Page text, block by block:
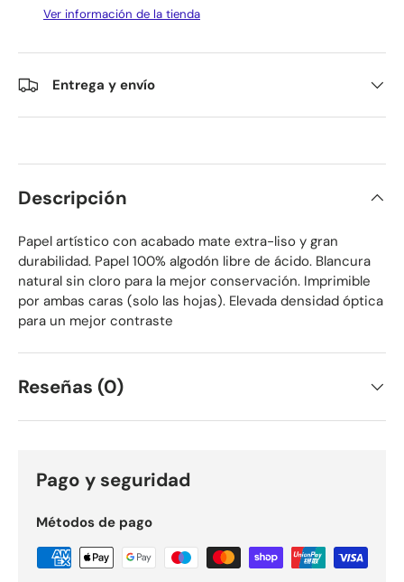
Ver información de la tienda
Entrega y envío
Descripción
Papel artístico con acabado mate extra-liso y gran
durabilidad. Papel 100% algodón libre de ácido. Blancura
natural sin cloro para la mejor conservación. Imprimible
por ambas caras (solo las hojas). Elevada densidad óptica
para un mejor contraste
Reseñas (0)
Pago y seguridad
Métodos de pago